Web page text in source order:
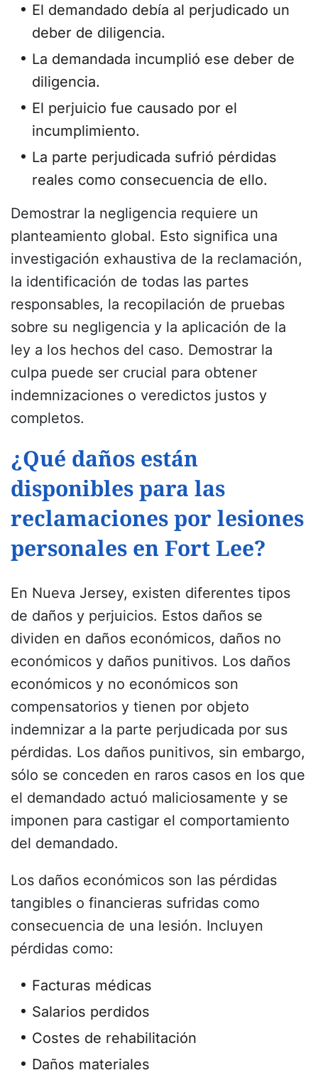
El demandado debía al perjudicado un
deber de diligencia.
La demandada incumplió ese deber de
diligencia.
El perjuicio fue causado por el
incumplimiento.
La parte perjudicada sufrió pérdidas
reales como consecuencia de ello.
Demostrar la negligencia requiere un
planteamiento global. Esto significa una
investigación exhaustiva de la reclamación,
la identificación de todas las partes
responsables, la recopilación de pruebas
sobre su negligencia y la aplicación de la
ley a los hechos del caso. Demostrar la
culpa puede ser crucial para obtener
indemnizaciones o veredictos justos y
completos.
¿Qué daños están
disponibles para las
reclamaciones por lesiones
personales en Fort Lee?
En Nueva Jersey, existen diferentes tipos
de daños y perjuicios. Estos daños se
dividen en daños económicos, daños no
económicos y daños punitivos. Los daños
económicos y no económicos son
compensatorios y tienen por objeto
indemnizar a la parte perjudicada por sus
pérdidas. Los daños punitivos, sin embargo,
sólo se conceden en raros casos en los que
el demandado actuó maliciosamente y se
imponen para castigar el comportamiento
del demandado.
Los daños económicos son las pérdidas
tangibles o financieras sufridas como
consecuencia de una lesión. Incluyen
pérdidas como:
Facturas médicas
Salarios perdidos
Costes de rehabilitación
Daños materiales